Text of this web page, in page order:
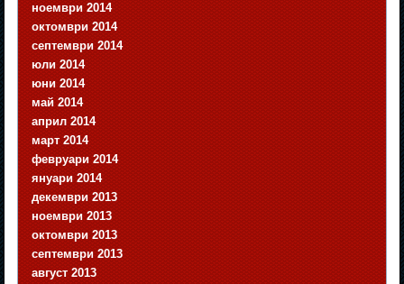
ноември 2014
октомври 2014
септември 2014
юли 2014
юни 2014
май 2014
април 2014
март 2014
февруари 2014
януари 2014
декември 2013
ноември 2013
октомври 2013
септември 2013
август 2013